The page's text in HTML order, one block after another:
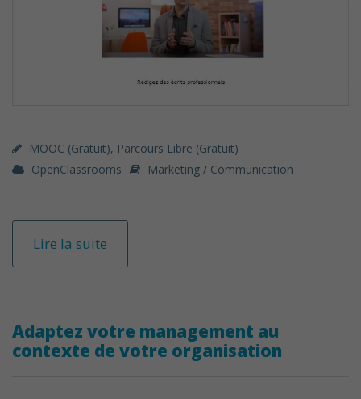
MOOC (gratuit), Parcours Libre (gratuit)
OpenClassrooms
Marketing / Communication
Lire la suite
Adaptez votre management au
contexte de votre organisation